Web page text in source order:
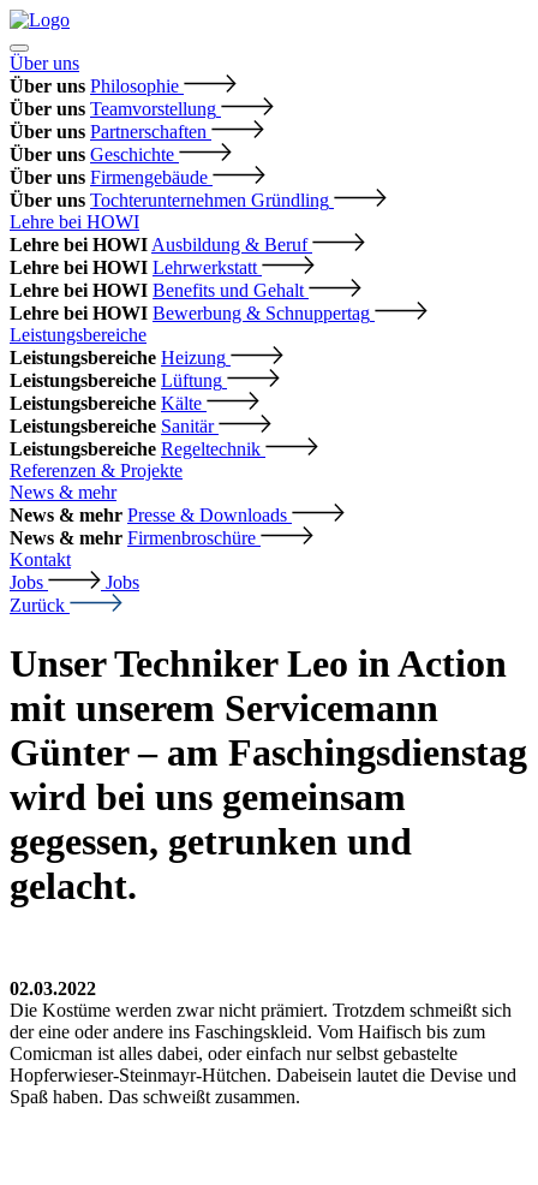
Über uns
Über uns Philosophie
Über uns Teamvorstellung
Über uns Partnerschaften
Über uns Geschichte
Über uns Firmengebäude
Über uns Tochterunternehmen Gründling
Lehre bei HOWI
Lehre bei HOWI Ausbildung & Beruf
Lehre bei HOWI Lehrwerkstatt
Lehre bei HOWI Benefits und Gehalt
Lehre bei HOWI Bewerbung & Schnuppertag
Leistungsbereiche
Leistungsbereiche Heizung
Leistungsbereiche Lüftung
Leistungsbereiche Kälte
Leistungsbereiche Sanitär
Leistungsbereiche Regeltechnik
Referenzen & Projekte
News & mehr
News & mehr Presse & Downloads
News & mehr Firmenbroschüre
Kontakt
Jobs
Jobs
Zurück
Unser Techniker Leo in Action
mit unserem Servicemann
Günter – am Faschingsdienstag
wird bei uns gemeinsam
gegessen, getrunken und
gelacht.
02.03.2022
Die Kostüme werden zwar nicht prämiert. Trotzdem schmeißt sich
der eine oder andere ins Faschingskleid. Vom Haifisch bis zum
Comicman ist alles dabei, oder einfach nur selbst gebastelte
Hopferwieser-Steinmayr-Hütchen. Dabeisein lautet die Devise und
Spaß haben. Das schweißt zusammen.